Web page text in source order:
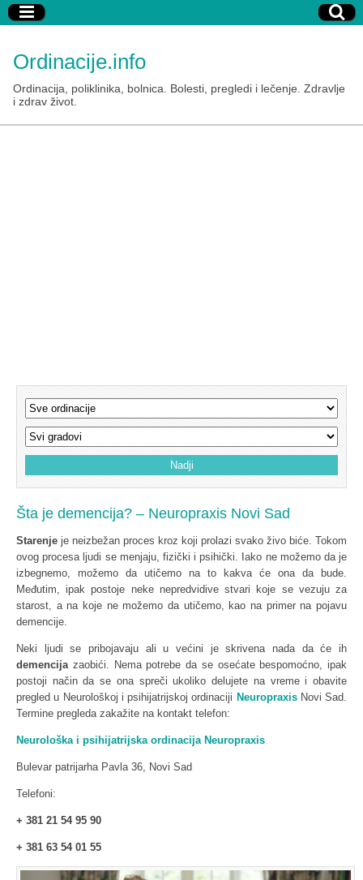
Ordinacije.info
Ordinacija, poliklinika, bolnica. Bolesti, pregledi i lečenje. Zdravlje
i zdrav život.
Šta je demencija? – Neuropraxis Novi Sad
Starenje je neizbežan proces kroz koji prolazi svako živo biće. Tokom
ovog procesa ljudi se menjaju, fizički i psihički. Iako ne možemo da je
izbegnemo, možemo da utičemo na to kakva će ona da bude.
Međutim, ipak postoje neke nepredvidive stvari koje se vezuju za
starost, a na koje ne možemo da utičemo, kao na primer na pojavu
demencije.
Neki ljudi se pribojavaju ali u većini je skrivena nada da će ih
demencijazaobići. Nema potrebe da se osećate bespomoćno, ipak
postoji način da se ona spreči ukoliko delujete na vreme i obavite
pregled u Neurološkoj i psihijatrijskoj ordinaciji NeuropraxisNovi Sad.
Termine pregleda zakažite na kontakt telefon:
Neurološka i psihijatrijska ordinacija Neuropraxis
Bulevar patrijarha Pavla 36, Novi Sad
Telefoni:
+ 381 21 54 95 90
+ 381 63 54 01 55